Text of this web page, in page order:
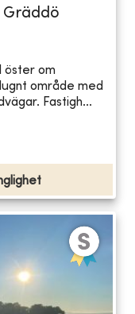
Gräddö
öster om
område med
Fastigh...